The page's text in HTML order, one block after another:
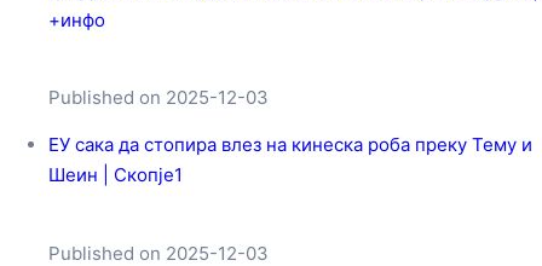
+инфо
Published on 2025-12-03
ЕУ сака да стопира влез на кинеска роба преку Тему и
Шеин | Скопје1
Published on 2025-12-03